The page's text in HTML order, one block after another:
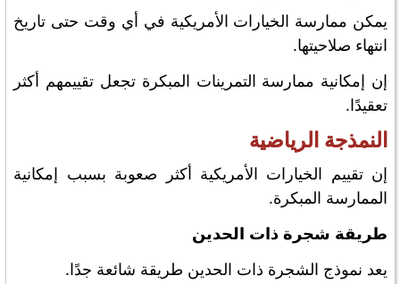
يمكن ممارسة الخيارات الأمريكية في أي وقت حتى تاريخ
انتهاء صلاحيتها.
إن إمكانية ممارسة التمرينات المبكرة تجعل تقييمهم أكثر
تعقيدًا.
النمذجة الرياضية
إن تقييم الخيارات الأمريكية أكثر صعوبة بسبب إمكانية
الممارسة المبكرة.
طريقة شجرة ذات الحدين
يعد نموذج الشجرة ذات الحدين طريقة شائعة جدًا.